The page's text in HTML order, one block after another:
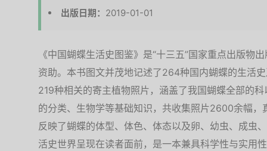
出版日期： 2019-01-01
《中国蝴蝶生活史图鉴》是“十三五”国家重点出版物
资助。本书图文并茂地记述了264种国内蝴蝶的生活
219种相关的寄主植物照片，涵盖了我国蝴蝶全部的
的分类、生物学等基础知识，共收集照片2600余幅
反映了蝴蝶的体型、体色、体态以及卵、幼虫、成虫
活史世界呈现在读者面前，是一本兼具科学性与实用